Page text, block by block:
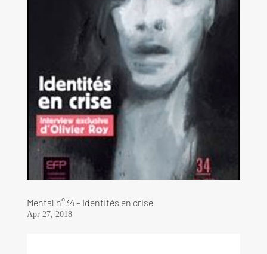
Mental n°34 – Identités en crise
Apr 27, 2018